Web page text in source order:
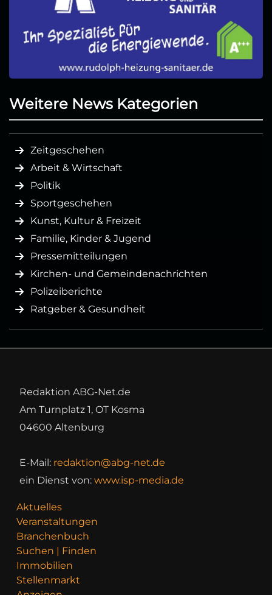
Weitere News Kategorien
Zeitgeschehen
Arbeit & Wirtschaft
Politik
Sportgeschehen
Kunst, Kultur & Freizeit
Familie, Kinder & Jugend
Pressemitteilungen
Kirchen- und Gemeindenachrichten
Polizeiberichte
Ratgeber & Gesundheit
Redaktion ABG-Net.de
Am Turnplatz 1, OT Kosma
04600 Altenburg
E-Mail: redaktion@abg-net.de
ein Dienst von: www.isp-media.de
Aktuelles
Veranstaltungen
Branchenbuch
Suchen | Finden
Immobilien
Stellenmarkt